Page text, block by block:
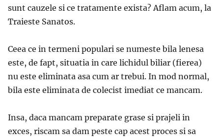
sunt cauzele si ce tratamente exista? Aflam acum, la
Traieste Sanatos.
Ceea ce in termeni populari se numeste bila lenesa
este, de fapt, situatia in care lichidul biliar (fierea)
nu este eliminata asa cum ar trebui. In mod normal,
bila este eliminata de colecist imediat ce mancam.
Insa, daca mancam preparate grase si prajeli in
exces, riscam sa dam peste cap acest proces si sa